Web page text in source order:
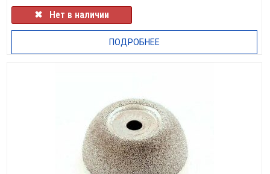
✖⠀Нет в наличии
ПОДРОБНЕЕ